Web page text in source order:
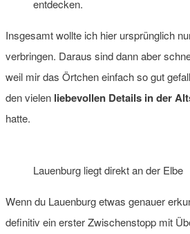
entdecken.
Insgesamt wollte ich hier ursprünglich
verbringen. Daraus sind dann aber
weil mir das Örtchen einfach so gut
den vielen liebevollen Details in der
hatte.
Lauenburg liegt direkt an der Elbe
Wenn du Lauenburg etwas genauer
definitiv ein erster Zwischenstopp mit